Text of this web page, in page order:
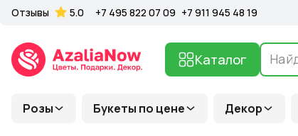
Розы Букеты по цене Декор
Каталог
Отзывы 5.0 +7 495 822 07 09 +7 911 945 48 19